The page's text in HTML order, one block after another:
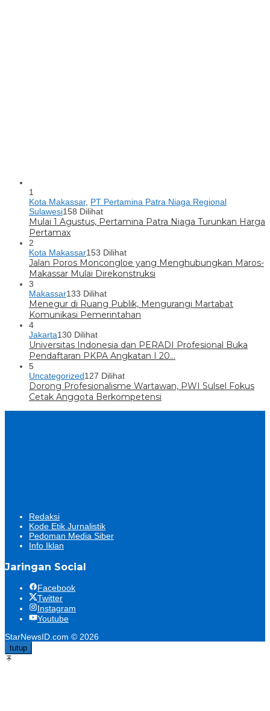
1
Kota Makassar, PT Pertamina Patra Niaga Regional
Sulawesi158 Dilihat
Mulai 1 Agustus, Pertamina Patra Niaga Turunkan Harga
Pertamax
2
Kota Makassar153 Dilihat
Jalan Poros Moncongloe yang Menghubungkan Maros-
Makassar Mulai Direkonstruksi
3
Makassar133 Dilihat
Menegur di Ruang Publik, Mengurangi Martabat
Komunikasi Pemerintahan
4
Jakarta130 Dilihat
Universitas Indonesia dan PERADI Profesional Buka
Pendaftaran PKPA Angkatan I 20…
5
Uncategorized127 Dilihat
Dorong Profesionalisme Wartawan, PWI Sulsel Fokus
Cetak Anggota Berkompetensi
Redaksi
Kode Etik Jurnalistik
Pedoman Media Siber
Info Iklan
Jaringan Social
Facebook
Twitter
Instagram
Youtube
StarNewsID.com © 2026
tutup